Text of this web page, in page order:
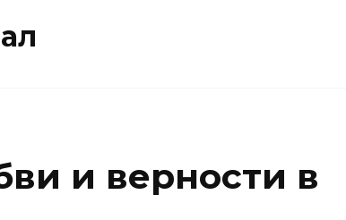
и верности в